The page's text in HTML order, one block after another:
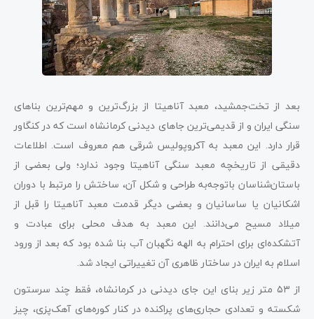
بعد از تخت‌جمشید، معبد آناهیتا‌ از بزرگ‌ترین و مهم‌ترین بناهای
سنگی ایران و از قدیمی‌ترین جاهای دیدنی کرمانشاه است که در کنگاور
قرار دارد. این معبد به آکروپولیس شرقی هم معروف است. اطلاعات
دقیقی از تاریخچه معبد سنگی آناهیتا وجود ندارد؛ ولی بعضی از
باستان‌شناسان باتوجه‌به طراحی و شکل آن، ساختش را مرتبط با دوران
اشکانیان یا ساسانیان و بعضی دیگر قدمت معبد آناهیتا را قبل از
میلاد مسیح می‌دانند. این معبد به هدف محلی برای عبادت و
آتشکده‌ای برای احترام به الهه نگهبان آب بنا شده بود که بعد از ورود
اسلام به ایران در ساختار ظاهری آن تغییراتی ایجاد شد.
از ۵۳ متر زیر بنای این جای دیدنی در کرمانشاه، فقط چند سرستون
شکسته و تعدادی حجاری‌های پراکنده در کنار کوره‌های آهک‌پزی، چیز